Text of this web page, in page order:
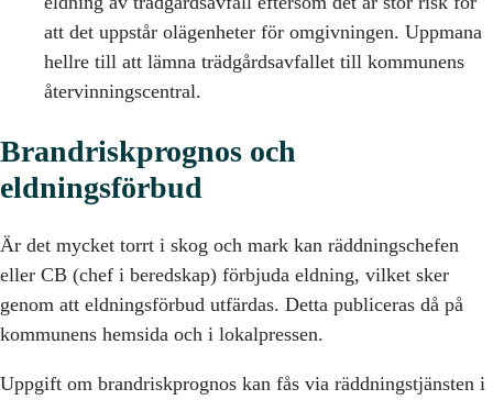
att det uppstår olägenheter för omgivningen. Uppmana
hellre till att lämna trädgårdsavfallet till kommunens
återvinningscentral.
Brandriskprognos och
eldningsförbud
Är det mycket torrt i skog och mark kan räddningschefen
eller CB (chef i beredskap) förbjuda eldning, vilket sker
genom att eldningsförbud utfärdas. Detta publiceras då på
kommunens hemsida och i lokalpressen.
Uppgift om brandriskprognos kan fås via räddningstjänsten i